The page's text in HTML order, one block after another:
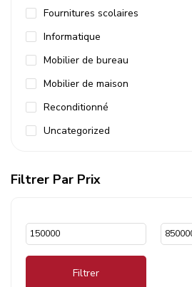
Fournitures scolaires
Informatique
Mobilier de bureau
Mobilier de maison
Reconditionné
Uncategorized
Filtrer Par Prix
Filtrer